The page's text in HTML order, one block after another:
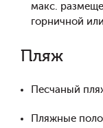
макс.
горничной
Пляж
Песчаный
Пляжные